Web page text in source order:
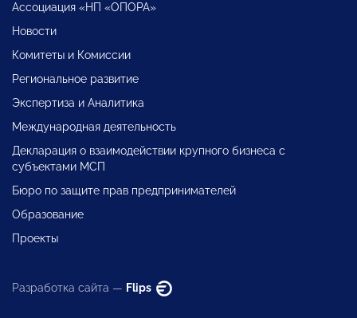
Ассоциация «НП «ОПОРА»
Новости
Комитеты и Комиссии
Региональное развитие
Экспертиза и Аналитика
Международная деятельность
Декларация о взаимодействии крупного бизнеса с
субъектами МСП
Бюро по защите прав предпринимателей
Образование
Проекты
Разработка сайта — Flips